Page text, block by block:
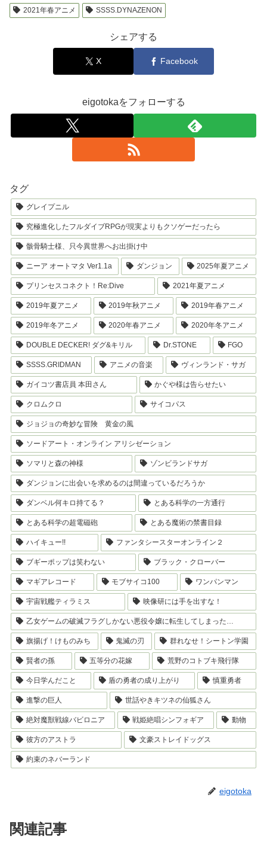
2021年春アニメ SSSS.DYNAZENON
シェアする
X Facebook
eigotokaをフォローする
タグ
グレイプニル
究極進化したフルダイブRPGが現実よりもクソゲーだったら
骸骨騎士様、只今異世界へお出掛け中
ニーア オートマタ Ver1.1a ダンジョン 2025年夏アニメ
プリンセスコネクト！Re:Dive 2021年夏アニメ
2019年夏アニメ 2019年秋アニメ 2019年春アニメ
2019年冬アニメ 2020年春アニメ 2020年冬アニメ
DOUBLE DECKER! ダグ&キリル Dr.STONE FGO
SSSS.GRIDMAN アニメの音楽 ヴィンランド・サガ
ガイコツ書店員 本田さん かぐや様は告らせたい
クロムクロ サイコパス
ジョジョの奇妙な冒険 黄金の風
ソードアート・オンライン アリシゼーション
ソマリと森の神様 ゾンビランドサガ
ダンジョンに出会いを求めるのは間違っているだろうか
ダンベル何キロ持てる？ とある科学の一方通行
とある科学の超電磁砲 とある魔術の禁書目録
ハイキュー!! ファンタシースターオンライン２
ブギーポップは笑わない ブラック・クローバー
マギアレコード モブサイコ100 ワンパンマン
宇宙戦艦ティラミス 映像研には手を出すな！
乙女ゲームの破滅フラグしかない悪役令嬢に転生してしまった…
旗揚げ！けものみち 鬼滅の刃 群れなせ！シートン学園
賢者の孫 五等分の花嫁 荒野のコトブキ飛行隊
今日学んだこと 盾の勇者の成り上がり 慎重勇者
進撃の巨人 世話やきキツネの仙狐さん
絶対魔獣戦線バビロニア 戦姫絶唱シンフォギア 動物
彼方のアストラ 文豪ストレイドッグス
約束のネバーランド
eigotoka
関連記事